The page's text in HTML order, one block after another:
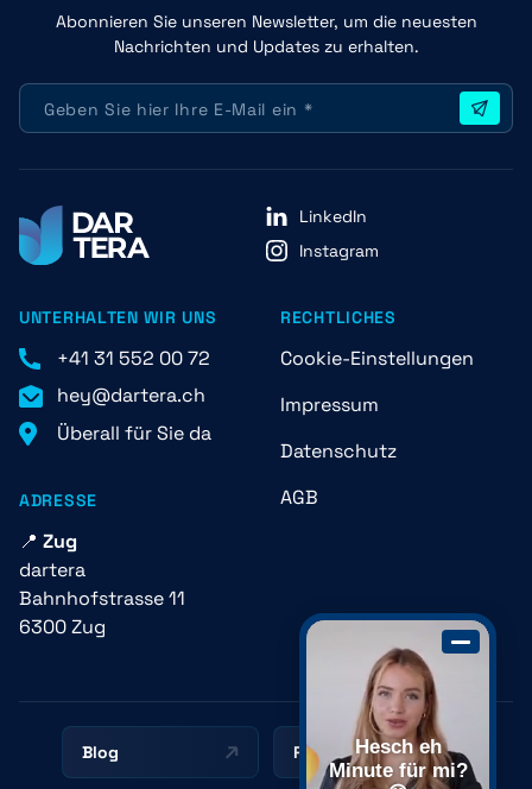
Abonnieren Sie unseren Newsletter, um die neuesten
Nachrichten und Updates zu erhalten.
LinkedIn
Instagram
UNTERHALTEN WIR UNS
+41 31 552 00 72
hey@dartera.ch
Überall für Sie da
RECHTLICHES
Cookie-Einstellungen
Impressum
Datenschutz
AGB
ADRESSE
📍 Zug
dartera
Bahnhofstrasse 11
6300 Zug
Blog RessourcenHesch eh
Minute für mi?